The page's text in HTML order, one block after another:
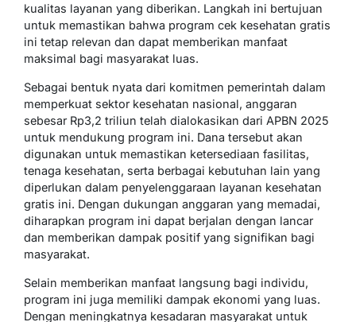
kualitas layanan yang diberikan. Langkah ini bertujuan
untuk memastikan bahwa program cek kesehatan gratis
ini tetap relevan dan dapat memberikan manfaat
maksimal bagi masyarakat luas.
Sebagai bentuk nyata dari komitmen pemerintah dalam
memperkuat sektor kesehatan nasional, anggaran
sebesar Rp3,2 triliun telah dialokasikan dari APBN 2025
untuk mendukung program ini. Dana tersebut akan
digunakan untuk memastikan ketersediaan fasilitas,
tenaga kesehatan, serta berbagai kebutuhan lain yang
diperlukan dalam penyelenggaraan layanan kesehatan
gratis ini. Dengan dukungan anggaran yang memadai,
diharapkan program ini dapat berjalan dengan lancar
dan memberikan dampak positif yang signifikan bagi
masyarakat.
Selain memberikan manfaat langsung bagi individu,
program ini juga memiliki dampak ekonomi yang luas.
Dengan meningkatnya kesadaran masyarakat untuk